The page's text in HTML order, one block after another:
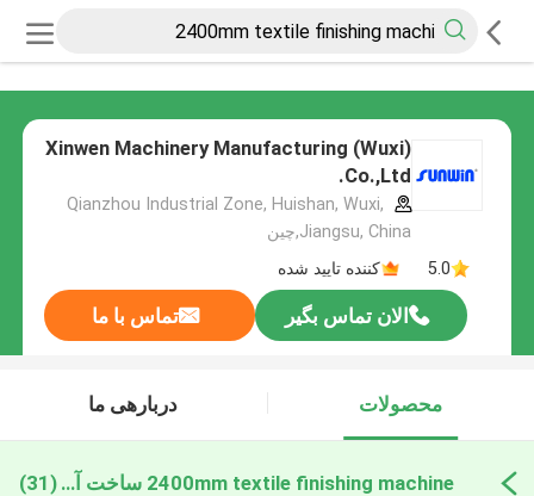
Xinwen Machinery Manufacturing (Wuxi)
Co.,Ltd.
Qianzhou Industrial Zone, Huishan, Wuxi,
Jiangsu, China,چین
5.0
کننده تایید شده
الان تماس بگیر تماس با ما
محصولات دربارهی ما
2400mm textile finishing machine ساخت آنلاین (31)